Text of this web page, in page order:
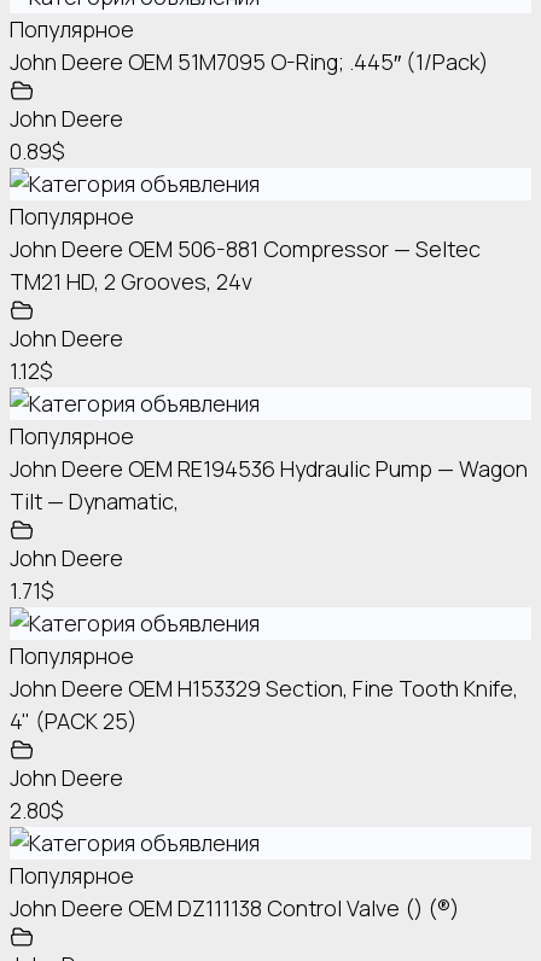
Популярное
John Deere OEM 51M7095 O-Ring; .445″ (1/Pack)
John Deere
0.89$
Популярное
John Deere OEM 506-881 Compressor — Seltec
TM21 HD, 2 Grooves, 24v
John Deere
1.12$
Популярное
John Deere OEM RE194536 Hydraulic Pump — Wagon
Tilt — Dynamatic,
John Deere
1.71$
Популярное
John Deere OEM H153329 Section, Fine Tooth Knife,
4" (PACK 25)
John Deere
2.80$
Популярное
John Deere OEM DZ111138 Control Valve () (®)